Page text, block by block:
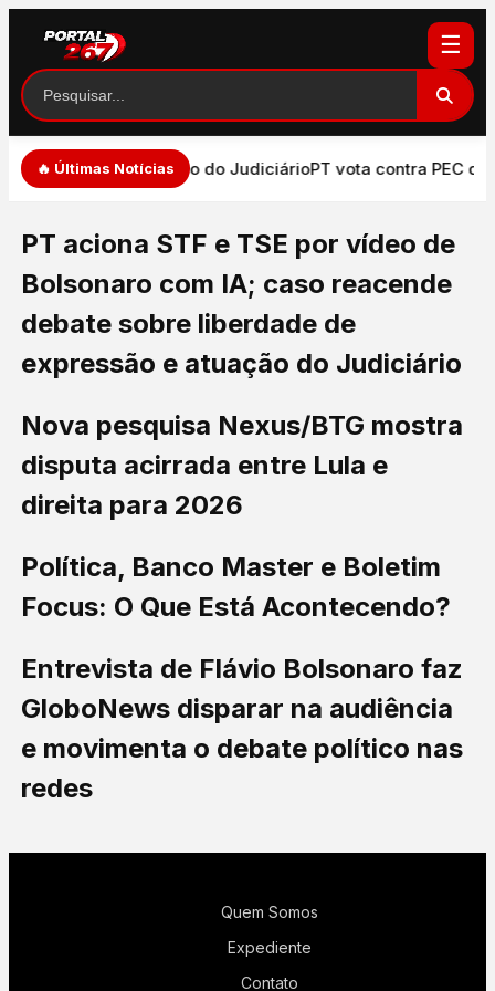
☰
🔥 Últimas Notícias
expressão e atuação do JudiciárioPT vota contra PEC
PT aciona STF e TSE por vídeo de
Bolsonaro com IA; caso reacende
debate sobre liberdade de
expressão e atuação do Judiciário
Nova pesquisa Nexus/BTG mostra
disputa acirrada entre Lula e
direita para 2026
Política, Banco Master e Boletim
Focus: O Que Está Acontecendo?
Entrevista de Flávio Bolsonaro faz
GloboNews disparar na audiência
e movimenta o debate político nas
redes
Quem Somos
Expediente
Contato